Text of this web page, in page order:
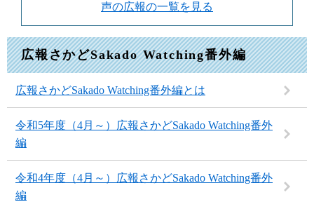
声の広報の一覧を見る
広報さかどSakado Watching番外編
広報さかどSakado Watching番外編とは
令和5年度（4月～）広報さかどSakado Watching番外
編
令和4年度（4月～）広報さかどSakado Watching番外
編